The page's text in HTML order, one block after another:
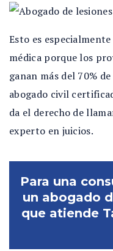
Esto es
médica porque los
ganan más del 70%
abogado civil
da el derecho de
experto en juicios.
Para una
un abogado
que atiende